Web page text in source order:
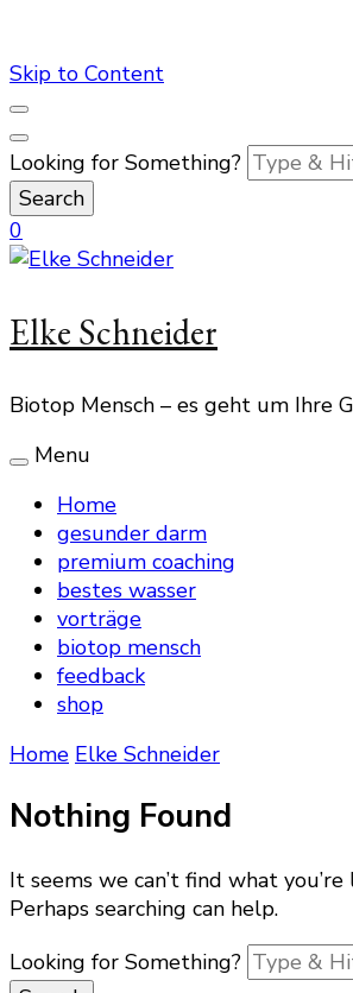
Skip to Content
Looking for Something?
0
Elke Schneider
Biotop Mensch – es geht um Ihre
Menu
Home
gesunder darm
premium coaching
bestes wasser
vorträge
biotop mensch
feedback
shop
Home Elke Schneider
Nothing Found
It seems we can’t find what
Perhaps searching can help.
Looking for Something?